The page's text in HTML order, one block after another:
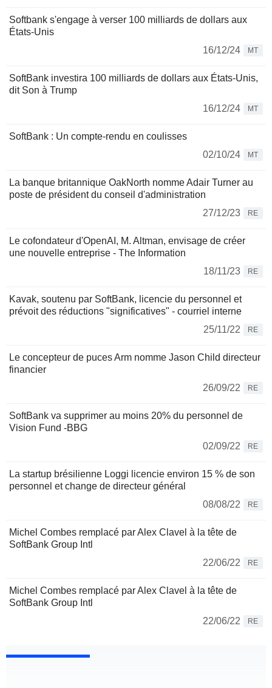
Softbank s'engage à verser 100 milliards de dollars aux
États-Unis
16/12/24
MT
SoftBank investira 100 milliards de dollars aux États-Unis,
dit Son à Trump
16/12/24
MT
SoftBank : Un compte-rendu en coulisses
02/10/24
MT
La banque britannique OakNorth nomme Adair Turner au
poste de président du conseil d'administration
27/12/23
RE
Le cofondateur d'OpenAI, M. Altman, envisage de créer
une nouvelle entreprise - The Information
18/11/23
RE
Kavak, soutenu par SoftBank, licencie du personnel et
prévoit des réductions "significatives" - courriel interne
25/11/22
RE
Le concepteur de puces Arm nomme Jason Child directeur
financier
26/09/22
RE
SoftBank va supprimer au moins 20% du personnel de
Vision Fund -BBG
02/09/22
RE
La startup brésilienne Loggi licencie environ 15 % de son
personnel et change de directeur général
08/08/22
RE
Michel Combes remplacé par Alex Clavel à la tête de
SoftBank Group Intl
22/06/22
RE
Michel Combes remplacé par Alex Clavel à la tête de
SoftBank Group Intl
22/06/22
RE